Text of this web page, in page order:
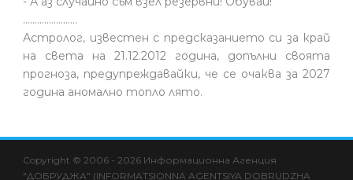
.......................
Астролог, известен с предсказанието си за край
на света на 21.12.2012 година, допълни своята
прогноза, предупреждавайки, че се очаква за 2027
година аномално топло лято.
Copyright © 2006 - 2026 Информационна Агенция
"ДОБРУДЖА" (INFORMATSIONNA AGENTSIYA DOBRUDZHA